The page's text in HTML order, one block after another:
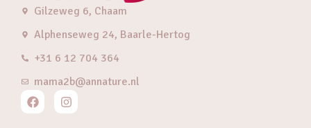
Gilzeweg 6, Chaam
Alphenseweg 24, Baarle-Hertog
+31 6 12 704 364
mama2b@annature.nl